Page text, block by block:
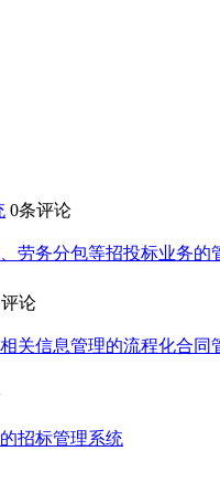
0条评论
劳务分包等招投标业务的
论
关信息管理的流程化合同
招标管理系统